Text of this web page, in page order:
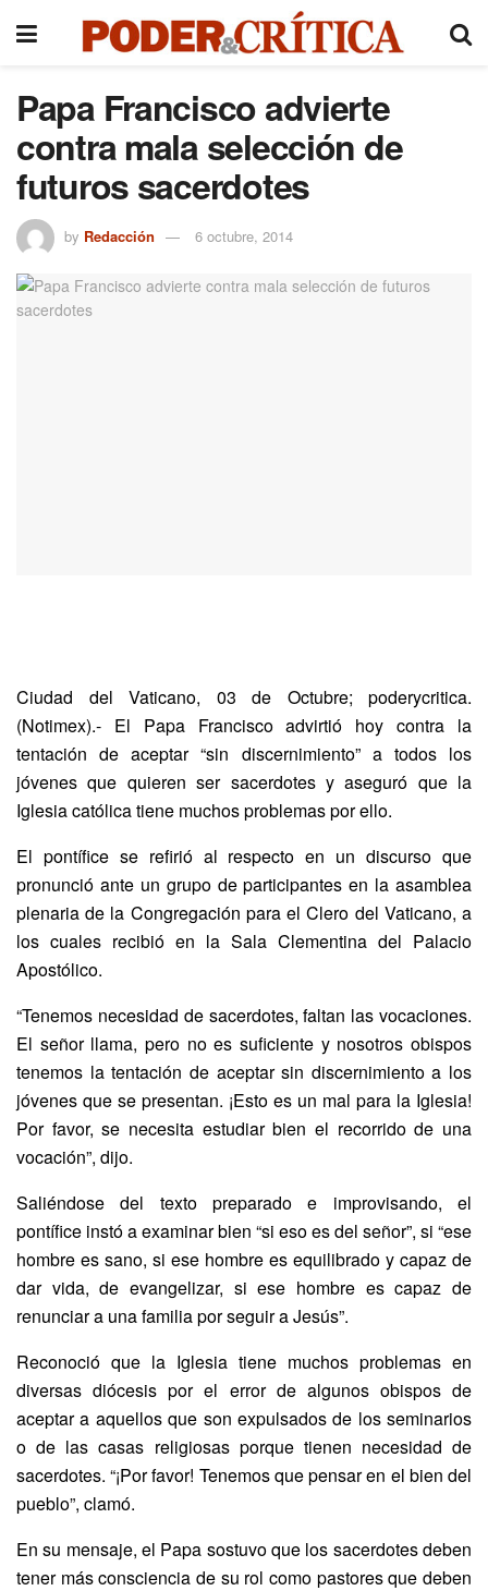
Papa Francisco advierte
contra mala selección de
futuros sacerdotes
by Redacción 6 octubre, 2014
Ciudad del Vaticano, 03 de Octubre; poderycritica.
(Notimex).- El Papa Francisco advirtió hoy contra la
tentación de aceptar “sin discernimiento” a todos los
jóvenes que quieren ser sacerdotes y aseguró que la
Iglesia católica tiene muchos problemas por ello.
El pontífice se refirió al respecto en un discurso que
pronunció ante un grupo de participantes en la asamblea
plenaria de la Congregación para el Clero del Vaticano, a
los cuales recibió en la Sala Clementina del Palacio
Apostólico.
“Tenemos necesidad de sacerdotes, faltan las vocaciones.
El señor llama, pero no es suficiente y nosotros obispos
tenemos la tentación de aceptar sin discernimiento a los
jóvenes que se presentan. ¡Esto es un mal para la Iglesia!
Por favor, se necesita estudiar bien el recorrido de una
vocación”, dijo.
Saliéndose del texto preparado e improvisando, el
pontífice instó a examinar bien “si eso es del señor”, si “ese
hombre es sano, si ese hombre es equilibrado y capaz de
dar vida, de evangelizar, si ese hombre es capaz de
renunciar a una familia por seguir a Jesús”.
Reconoció que la Iglesia tiene muchos problemas en
diversas diócesis por el error de algunos obispos de
aceptar a aquellos que son expulsados de los seminarios
o de las casas religiosas porque tienen necesidad de
sacerdotes. “¡Por favor! Tenemos que pensar en el bien del
pueblo”, clamó.
En su mensaje, el Papa sostuvo que los sacerdotes deben
tener más consciencia de su rol como pastores que deben